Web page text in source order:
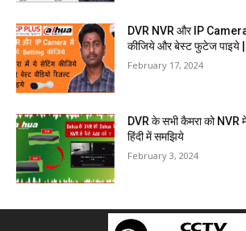
DVR NVR और IP
कीजिये और बेस्ट फुटेज पाइये |
February 17, 2024
DVR के सभी कैमरा को NVR
हिंदी में समझिये
February 3, 2024